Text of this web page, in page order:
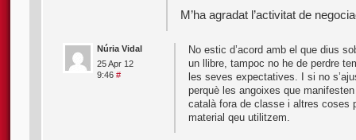
M’ha agradat l’activitat de
Núria Vidal
25 Apr 12
9:46 #
No estic d’acord amb el que dius
un llibre, tampoc no he de perdre
les seves expectatives. I si no
perquè les angoixes que
català fora de classe i altres coses
material qeu utilitzem.